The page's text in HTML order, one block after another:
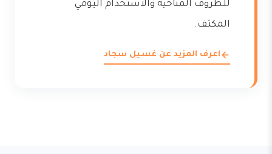
للظروف المناخية والاستخدام اليومي
المكثف.
اعرف المزيد عن غسيل سجاد